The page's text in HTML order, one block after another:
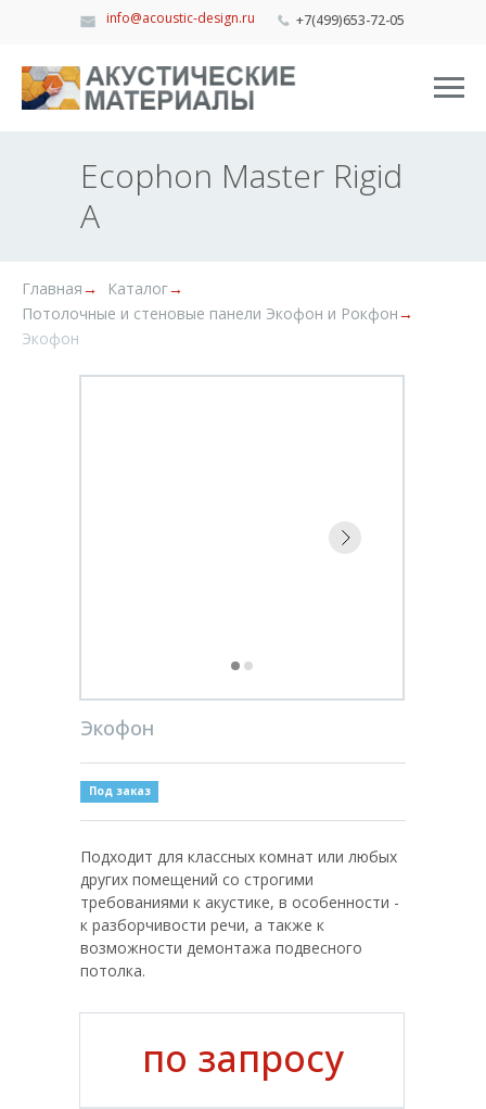
+7(499)653-72-05
info@acoustic-design.ru
Ecophon Master Rigid
A
Главная→ Каталог→
Потолочные и стеновые панели Экофон и Рокфон→
Экофон
Подходит для классных комнат или любых
других помещений со строгими
требованиями к акустике, в особенности -
к разборчивости речи, а также к
возможности демонтажа подвесного
потолка.
по запросу
Экофон
Под заказ